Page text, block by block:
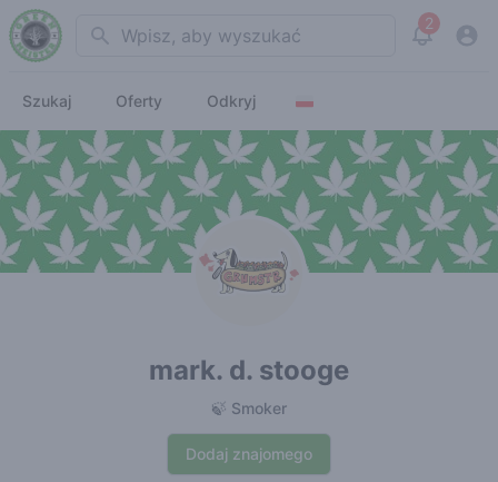
Search 2
View
Szukaj Oferty Odkryj
mark. d. stooge
🍃 Smoker
Dodaj znajomego